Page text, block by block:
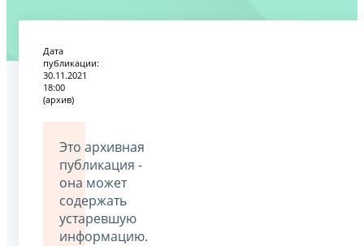
Дата
публикации:
30.11.2021
18:00
(архив)
Это архивная
публикация -
она может
содержать
устаревшую
информацию.